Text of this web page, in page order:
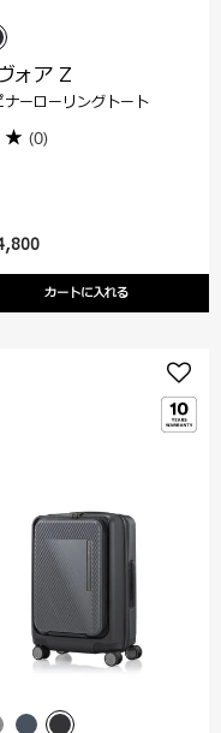
カートに入れる
ォア Z
ナーローリングトート
(0)